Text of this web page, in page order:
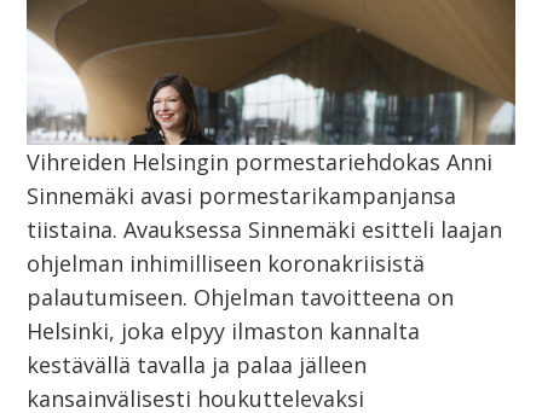
Vihreiden Helsingin pormestariehdokas Anni
Sinnemäki avasi pormestarikampanjansa
tiistaina. Avauksessa Sinnemäki esitteli laajan
ohjelman inhimilliseen koronakriisistä
palautumiseen. Ohjelman tavoitteena on
Helsinki, joka elpyy ilmaston kannalta
kestävällä tavalla ja palaa jälleen
kansainvälisesti houkuttelevaksi